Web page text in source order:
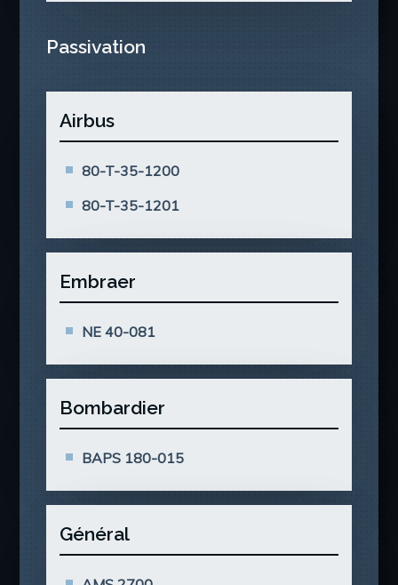
Passivation
Airbus
80-T-35-1200
80-T-35-1201
Embraer
NE 40-081
Bombardier
BAPS 180-015
Général